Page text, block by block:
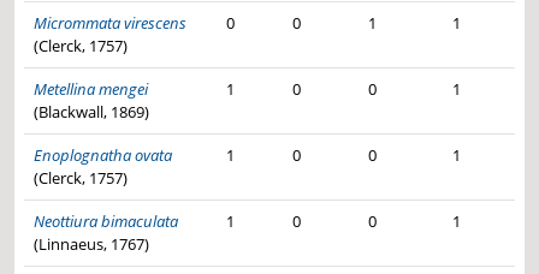
Micrommata virescens
(Clerck, 1757)
0 0 1 1
Metellina mengei
(Blackwall, 1869)
1 0 0 1
Enoplognatha ovata
(Clerck, 1757)
1 0 0 1
Neottiura bimaculata
(Linnaeus, 1767)
1 0 0 1